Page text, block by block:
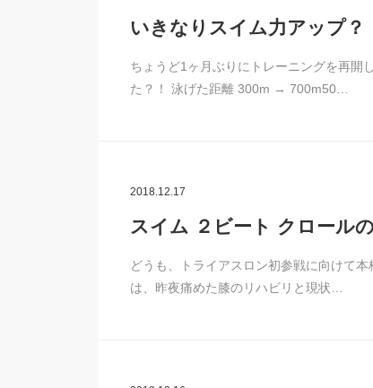
いきなりスイム力アップ？
ちょうど1ヶ月ぶりにトレーニングを再開
た？！ 泳げた距離 300m → 700m50…
2018.12.17
スイム ２ビート クロール
どうも、トライアスロン初参戦に向けて
は、昨夜痛めた膝のリハビリと現状…